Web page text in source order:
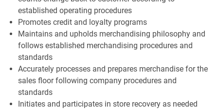
established operating procedures
Promotes credit and loyalty programs
Maintains and upholds merchandising philosophy and
follows established merchandising procedures and
standards
Accurately processes and prepares merchandise for the
sales floor following company procedures and
standards
Initiates and participates in store recovery as needed